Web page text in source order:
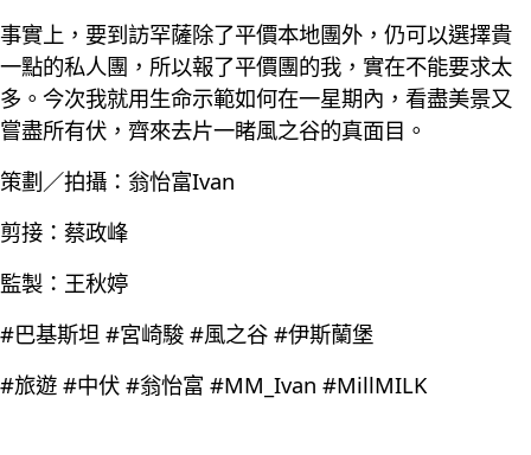
事實上，要到訪罕薩除了平價本地團外，仍可以選擇貴
一點的私人團，所以報了平價團的我，實在不能要求太
多。今次我就用生命示範如何在一星期內，看盡美景又
嘗盡所有伏，齊來去片一睹風之谷的真面目。
策劃／拍攝：翁怡富Ivan
剪接：蔡政峰
監製：王秋婷
#巴基斯坦 #宮崎駿 #風之谷 #伊斯蘭堡
#旅遊 #中伏 #翁怡富 #MM_Ivan #MillMILK